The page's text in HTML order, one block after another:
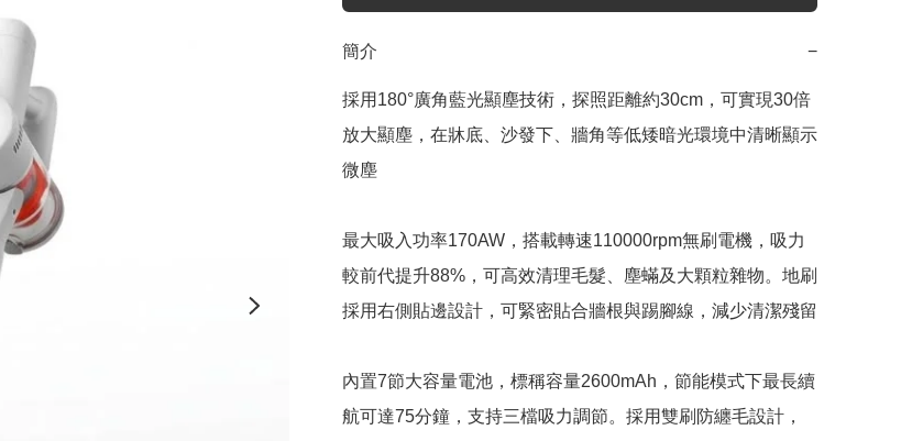
簡介 −
採用180°廣角藍光顯塵技術，探照距離約30cm，可實現30倍
放大顯塵，在牀底、沙發下、牆角等低矮暗光環境中清晰顯示
微塵
最大吸入功率170AW，搭載轉速110000rpm無刷電機，吸力
較前代提升88%，可高效清理毛髮、塵蟎及大顆粒雜物。地刷
採用右側貼邊設計，可緊密貼合牆根與踢腳線，減少清潔殘留
內置7節大容量電池，標稱容量2600mAh，節能模式下最長續
航可達75分鐘，支持三檔吸力調節。採用雙刷防纏毛設計，